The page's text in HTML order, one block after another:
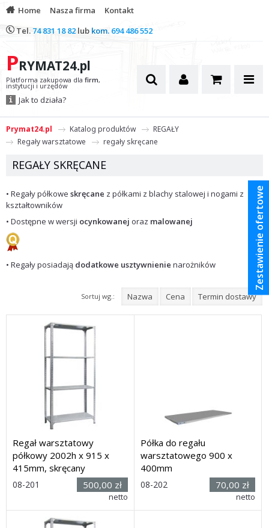
Zestawienie ofertowe
Home Nasza firma
Kontakt
Tel. 74 831 18 82 lub kom. 694 486 552
PRYMAT24.pl
Platforma zakupowa dla firm,
instytucji i urzędów
Jak to działa?
Prymat24.pl Katalog produktów
REGAŁY
Regały warsztatowe
regały skręcane
REGAŁY SKRĘCANE
• Regały półkowe skręcane z półkami z blachy stalowej i nogami z
kształtowników
• Dostępne w wersji ocynkowanej oraz malowanej
• Regały posiadają dodatkowe usztywnienie narożników
Sortuj wg.: Nazwa Cena Termin dostawy
Regał warsztatowy
półkowy 2002h x 915 x
415mm, skręcany
08-201 500,00 zł
netto
x 415mm
Dostawa: 21 dni
Półka do regału
warsztatowego 900 x
400mm
08-202 70,00 zł
netto
Dostawa: 21 dni